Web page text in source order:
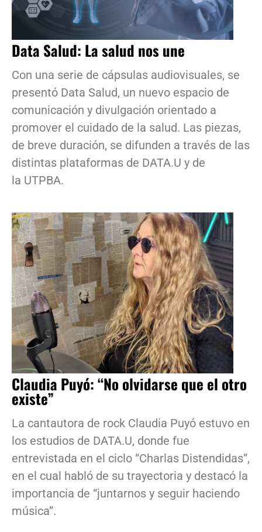
Data Salud: La salud nos une
Con una serie de cápsulas audiovisuales, se
presentó Data Salud, un nuevo espacio de
comunicación y divulgación orientado a
promover el cuidado de la salud. Las piezas,
de breve duración, se difunden a través de las
distintas plataformas de DATA.U y de
la UTPBA.
Claudia Puyó: “No olvidarse que el otro
existe”
La cantautora de rock Claudia Puyó estuvo en
los estudios de DATA.U, donde fue
entrevistada en el ciclo “Charlas Distendidas”,
en el cual habló de su trayectoria y destacó la
importancia de “juntarnos y seguir haciendo
música”.